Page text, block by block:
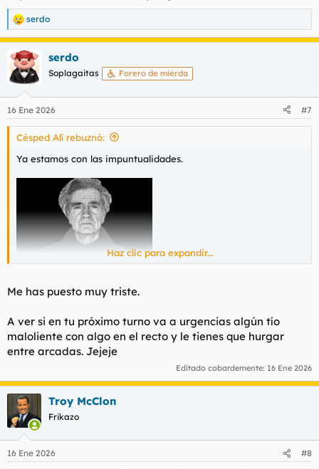
R
e
a
c
c
i
e
s
serdo
serdo
Soplagaitas Forero de mierda
16 Ene 2026 #7
Césped Alí rebuznó:
Ya estamos con las impuntualidades.
El peor fracachat del año, y seguramente de la historia.
Haz clic para expandir...
Me has puesto muy triste.
A ver si en tu próximo turno va a urgencias algún tío
maloliente con algo en el recto y le tienes que hurgar
entre arcadas. Jejeje
Editado cobardemente: 16 Ene 2026
Troy McClon
Frikazo
16 Ene 2026 #8